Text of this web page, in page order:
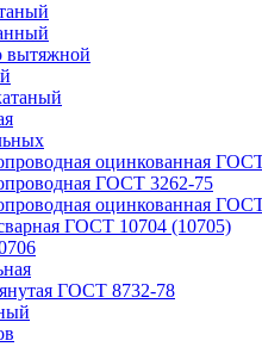
вытяжной
оцинкованная
ГОСТ 3262-75
оцинкованная
ГОСТ 10704 (10705)
ГОСТ 8732-78